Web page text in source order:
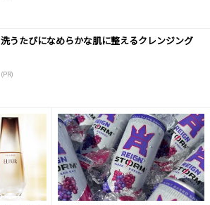
洗うたびになめらかな肌に整えるクレンジング
(PR)